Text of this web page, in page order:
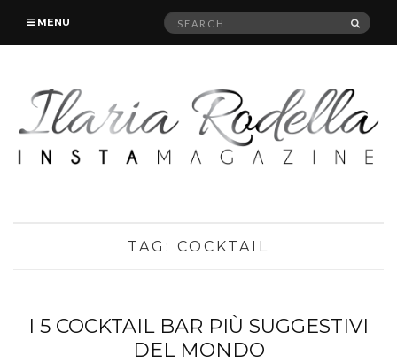
MENU
Search
TAG: COCKTAIL
I 5 COCKTAIL BAR PIÙ SUGGESTIVI
DEL MONDO